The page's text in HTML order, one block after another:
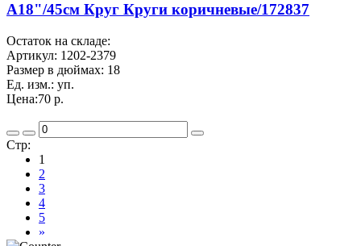
A18"/45см Круг Круги коричневые/172837
Остаток на складе:
Артикул: 1202-2379
Размер в дюймах: 18
Ед. изм.: уп.
Цена:70 р.
Стр:
1
2
3
4
5
»